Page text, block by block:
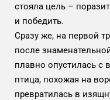
стояла цель –
и победить.
Сразу же, на первой
после
плавно опустилась с
птица, похожая на
превратилась в